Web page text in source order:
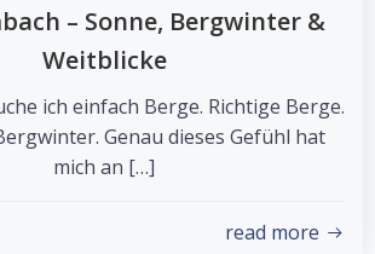
– Sonne, Bergwinter &
Weitblicke
ich einfach Berge. Richtige Berge.
Genau dieses Gefühl hat
mich an […]
read more